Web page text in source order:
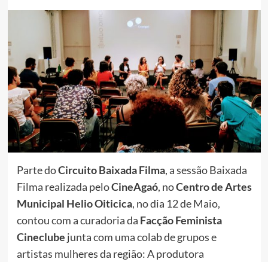
Parte doCircuito Baixada Filma, a sessão Baixada
Filma realizada peloCineAgaó, noCentro de Artes
Municipal Helio Oiticica, no dia 12 de Maio,
contou com a curadoria da Facção Feminista
Cineclube junta com uma colab de grupos e
artistas mulheres da região: A produtora